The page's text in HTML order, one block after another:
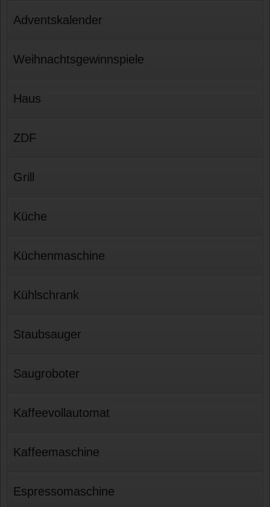
Adventskalender
Weihnachtsgewinnspiele
Haus
ZDF
Grill
Küche
Küchenmaschine
Kühlschrank
Staubsauger
Saugroboter
Kaffeevollautomat
Kaffeemaschine
Espressomaschine